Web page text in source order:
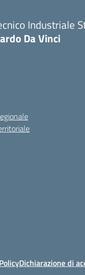
Industriale
Da Vinci
Dichiarazione di